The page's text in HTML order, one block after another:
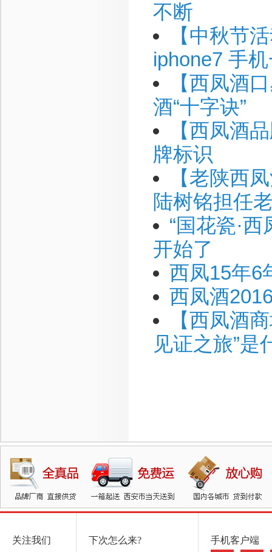
不断
【中秋节
iphone7 手
【西凤酒
酒“十字诀”
【西凤酒
牌标识
【老陕西
陆树铭担任
“国花瓷·
开始了
西凤15年6
西凤酒
【西凤酒
见证之旅”是
关注我们 下次怎么来? 手机客户端